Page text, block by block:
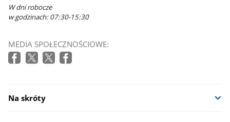
W dni robocze
w godzinach: 07:30-15:30
MEDIA SPOŁECZNOŚCIOWE:
Na skróty